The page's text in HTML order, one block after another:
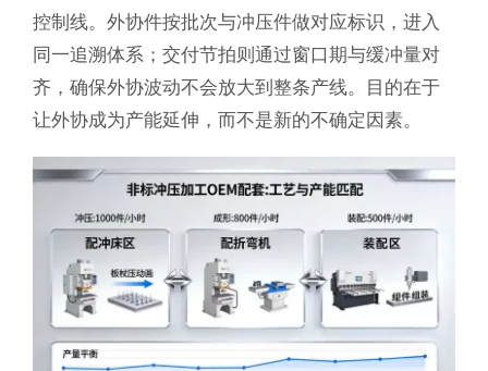
控制线。外协件按批次与冲压件做对应标识，进入
同一追溯体系；交付节拍则通过窗口期与缓冲量对
齐，确保外协波动不会放大到整条产线。目的在于
让外协成为产能延伸，而不是新的不确定因素。